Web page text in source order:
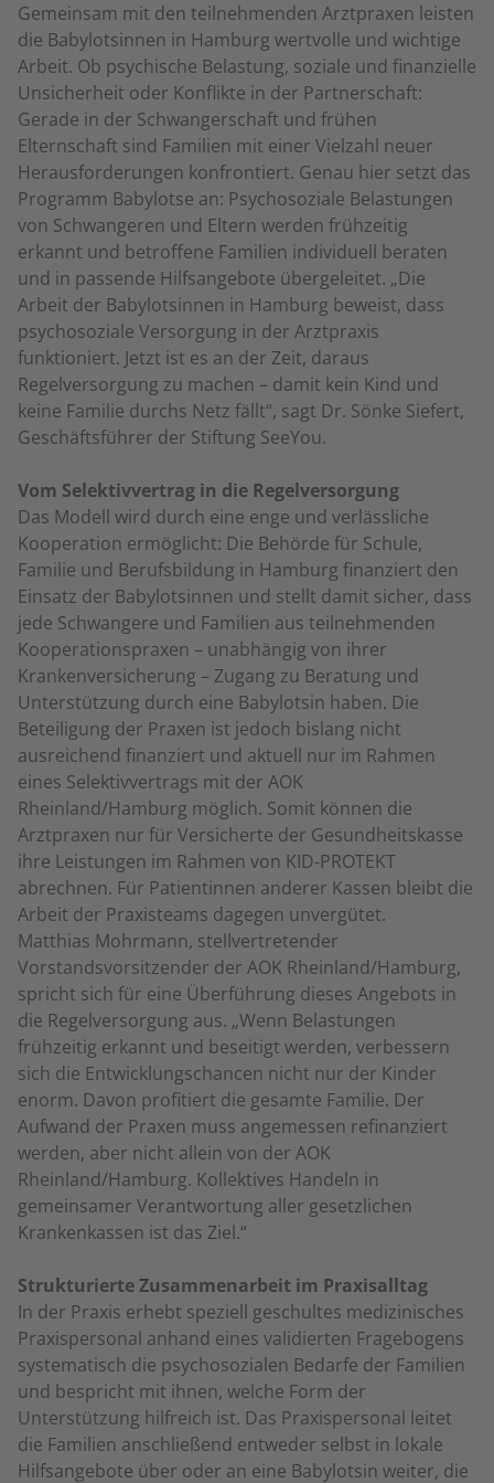
Gemeinsam mit den teilnehmenden Arztpraxen leisten
die Babylotsinnen in Hamburg wertvolle und wichtige
Arbeit. Ob psychische Belastung, soziale und finanzielle
Unsicherheit oder Konflikte in der Partnerschaft:
Gerade in der Schwangerschaft und frühen
Elternschaft sind Familien mit einer Vielzahl neuer
Herausforderungen konfrontiert. Genau hier setzt das
Programm Babylotse an: Psychosoziale Belastungen
von Schwangeren und Eltern werden frühzeitig
erkannt und betroffene Familien individuell beraten
und in passende Hilfsangebote übergeleitet. „Die
Arbeit der Babylotsinnen in Hamburg beweist, dass
psychosoziale Versorgung in der Arztpraxis
funktioniert. Jetzt ist es an der Zeit, daraus
Regelversorgung zu machen – damit kein Kind und
keine Familie durchs Netz fällt“, sagt Dr. Sönke Siefert,
Geschäftsführer der Stiftung SeeYou.
Vom Selektivvertrag in die Regelversorgung
Das Modell wird durch eine enge und verlässliche
Kooperation ermöglicht: Die Behörde für Schule,
Familie und Berufsbildung in Hamburg finanziert den
Einsatz der Babylotsinnen und stellt damit sicher, dass
jede Schwangere und Familien aus teilnehmenden
Kooperationspraxen – unabhängig von ihrer
Krankenversicherung – Zugang zu Beratung und
Unterstützung durch eine Babylotsin haben. Die
Beteiligung der Praxen ist jedoch bislang nicht
ausreichend finanziert und aktuell nur im Rahmen
eines Selektivvertrags mit der AOK
Rheinland/Hamburg möglich. Somit können die
Arztpraxen nur für Versicherte der Gesundheitskasse
ihre Leistungen im Rahmen von KID-PROTEKT
abrechnen. Für Patientinnen anderer Kassen bleibt die
Arbeit der Praxisteams dagegen unvergütet.
Matthias Mohrmann, stellvertretender
Vorstandsvorsitzender der AOK Rheinland/Hamburg,
spricht sich für eine Überführung dieses Angebots in
die Regelversorgung aus. „Wenn Belastungen
frühzeitig erkannt und beseitigt werden, verbessern
sich die Entwicklungschancen nicht nur der Kinder
enorm. Davon profitiert die gesamte Familie. Der
Aufwand der Praxen muss angemessen refinanziert
werden, aber nicht allein von der AOK
Rheinland/Hamburg. Kollektives Handeln in
gemeinsamer Verantwortung aller gesetzlichen
Krankenkassen ist das Ziel.“
Strukturierte Zusammenarbeit im Praxisalltag
In der Praxis erhebt speziell geschultes medizinisches
Praxispersonal anhand eines validierten Fragebogens
systematisch die psychosozialen Bedarfe der Familien
und bespricht mit ihnen, welche Form der
Unterstützung hilfreich ist. Das Praxispersonal leitet
die Familien anschließend entweder selbst in lokale
Hilfsangebote über oder an eine Babylotsin weiter, die